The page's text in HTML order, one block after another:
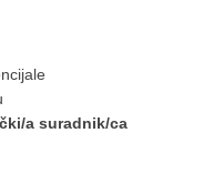
a suradnik/ca